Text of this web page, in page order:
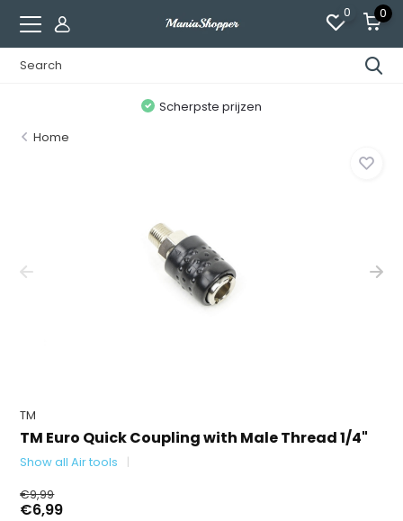
0 0
Scherpste prijzen
Home
TM
TM Euro Quick Coupling with Male Thread 1/4"
Show all Air tools
€9,99
€6,99